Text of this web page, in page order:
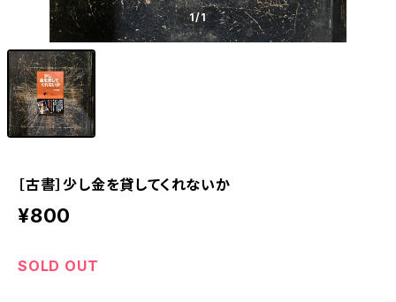
1/1
［古書］少し金を貸してくれないか
¥800
SOLD OUT